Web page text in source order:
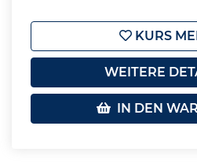
KURS
WEITERE
IN DEN